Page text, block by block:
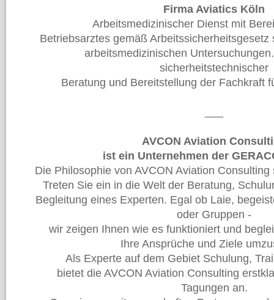
Firma Aviatics Köln
Arbeitsmedizinischer Dienst mit
Betriebsarztes gemäß Arbeitssicherheitsgesetz
arbeitsmedizinischen
sicherheitstechnischer
Beratung und Bereitstellung der Fachkraft
AVCON Aviation
ist ein Unternehmen der
Die Philosophie von AVCON Aviation
Treten Sie ein in die Welt der Beratung,
Begleitung eines Experten. Egal ob Laie,
oder Gruppen -
wir zeigen Ihnen wie es funktioniert und
Ihre Ansprüche und Ziele
Als Experte auf dem Gebiet Schulung,
bietet die AVCON Aviation Consulting
Tagungen an.